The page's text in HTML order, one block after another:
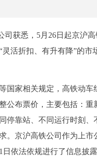
获悉，5月26日起京沪
活折扣、有升有降”的
国家相关规定，高铁动
公布票价，主要包括：
停靠站、不同运行时刻
。京沪高铁公司作为上
依法依规进行了信息披露